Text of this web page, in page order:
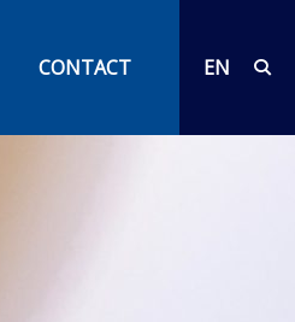
CONTACT EN